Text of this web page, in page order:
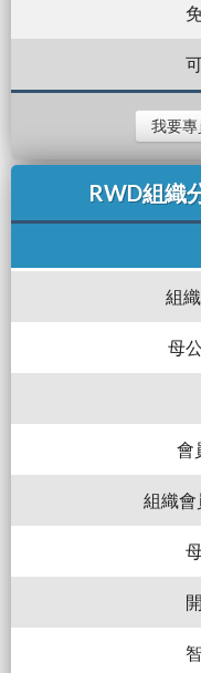
我要
RWD組織
組
母
會
組織